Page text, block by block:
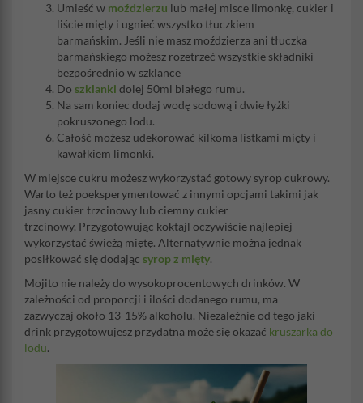
Umieść w moździerzu lub małej misce limonkę, cukier i
liście mięty i ugnieć wszystko tłuczkiem
barmańskim. Jeśli nie masz moździerza ani tłuczka
barmańskiego możesz rozetrzeć wszystkie składniki
bezpośrednio w szklance
Do szklanki dolej 50ml białego rumu.
Na sam koniec dodaj wodę sodową i dwie łyżki
pokruszonego lodu.
Całość możesz udekorować kilkoma listkami mięty i
kawałkiem limonki.
W miejsce cukru możesz wykorzystać gotowy syrop cukrowy.
Warto też poeksperymentować z innymi opcjami takimi jak
jasny cukier trzcinowy lub ciemny cukier
trzcinowy. Przygotowując koktajl oczywiście najlepiej
wykorzystać świeżą miętę. Alternatywnie można jednak
posiłkować się dodając syrop z mięty.
Mojito nie należy do wysokoprocentowych drinków. W
zależności od proporcji i ilości dodanego rumu, ma
zazwyczaj około 13-15% alkoholu. Niezależnie od tego jaki
drink przygotowujesz przydatna może się okazać kruszarka do
lodu.